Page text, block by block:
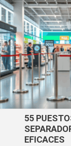
55
EFICACES